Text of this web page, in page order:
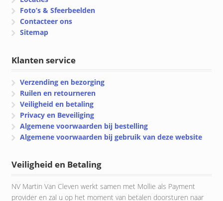
Foto’s & Sfeerbeelden
Contacteer ons
Sitemap
Klanten service
Verzending en bezorging
Ruilen en retourneren
Veiligheid en betaling
Privacy en Beveiliging
Algemene voorwaarden bij bestelling
Algemene voorwaarden bij gebruik van deze website
Veiligheid en Betaling
NV Martin Van Cleven werkt samen met Mollie als Payment
provider en zal u op het moment van betalen doorsturen naar